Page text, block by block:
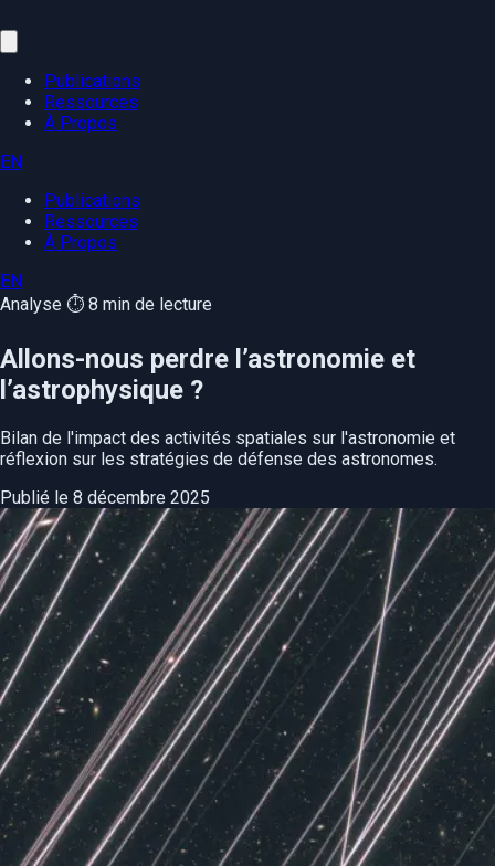
Publications
Ressources
À Propos
EN
Publications
Ressources
À Propos
EN
Analyse ⏱️ 8 min de lecture
Allons-nous perdre l’astronomie et
l’astrophysique ?
Bilan de l'impact des activités spatiales sur l'astronomie et
réflexion sur les stratégies de défense des astronomes.
Publié le 8 décembre 2025